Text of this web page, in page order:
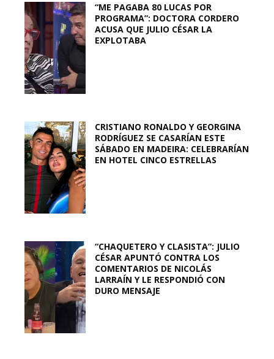
“ME PAGABA 80 LUCAS POR
PROGRAMA”: DOCTORA CORDERO
ACUSA QUE JULIO CÉSAR LA
EXPLOTABA
CRISTIANO RONALDO Y GEORGINA
RODRÍGUEZ SE CASARÍAN ESTE
SÁBADO EN MADEIRA: CELEBRARÍAN
EN HOTEL CINCO ESTRELLAS
“CHAQUETERO Y CLASISTA”: JULIO
CÉSAR APUNTÓ CONTRA LOS
COMENTARIOS DE NICOLÁS
LARRAÍN Y LE RESPONDIÓ CON
DURO MENSAJE